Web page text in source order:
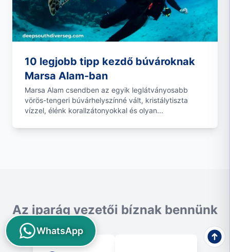
10 legjobb tipp kezdő búvároknak
Marsa Alam-ban
Marsa Alam csendben az egyik leglátványosabb
vörös-tengeri búvárhelyszínné vált, kristálytiszta
vízzel, élénk korallzátonyokkal és olyan...
Az iparág vezetői bíznak bennünk
WhatsApp